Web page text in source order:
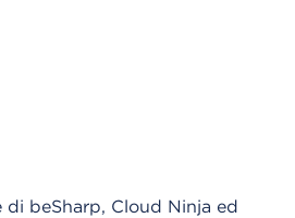
beSharp, Cloud Ninja ed